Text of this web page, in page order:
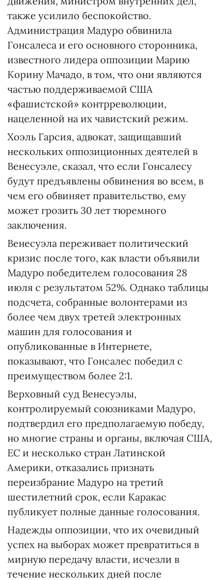
также усилило беспокойство.
Администрация Мадуро обвинила
Гонсалеса и его основного сторонника,
известного лидера оппозиции Марию
Корину Мачадо, в том, что они являются
частью поддерживаемой США
«фашистской» контрреволюции,
нацеленной на их чавистский режим.
Хоэль Гарсия, адвокат, защищавший
нескольких оппозиционных деятелей в
Венесуэле, сказал, что если Гонсалесу
будут предъявлены обвинения во всем, в
чем его обвиняет правительство, ему
может грозить 30 лет тюремного
заключения.
Венесуэла переживает политический
кризис после того, как власти объявили
Мадуро победителем голосования 28
июля с результатом 52%. Однако таблицы
подсчета, собранные волонтерами из
более чем двух третей электронных
машин для голосования и
опубликованные в Интернете,
показывают, что Гонсалес победил с
преимуществом более 2:1.
Верховный суд Венесуэлы,
контролируемый союзниками Мадуро,
подтвердил его предполагаемую победу,
но многие страны и органы, включая США,
ЕС и несколько стран Латинской
Америки, отказались признать
переизбрание Мадуро на третий
шестилетний срок, если Каракас
публикует полные данные голосования.
Надежды оппозиции, что их очевидный
успех на выборах может превратиться в
мирную передачу власти, исчезли в
течение нескольких дней после